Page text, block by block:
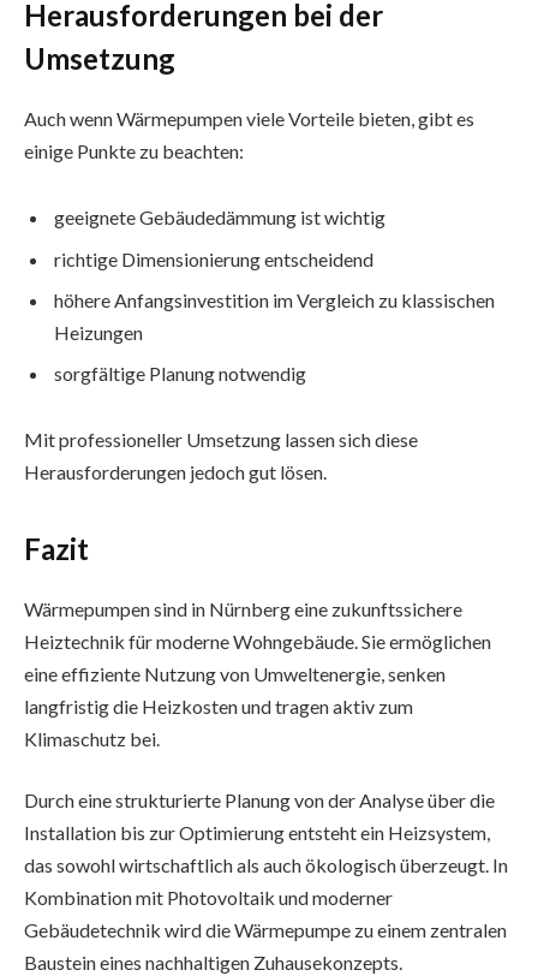
Herausforderungen bei der
Umsetzung
Auch wenn Wärmepumpen viele Vorteile bieten, gibt es
einige Punkte zu beachten:
geeignete Gebäudedämmung ist wichtig
richtige Dimensionierung entscheidend
höhere Anfangsinvestition im Vergleich zu klassischen
Heizungen
sorgfältige Planung notwendig
Mit professioneller Umsetzung lassen sich diese
Herausforderungen jedoch gut lösen.
Fazit
Wärmepumpen sind in Nürnberg eine zukunftssichere
Heiztechnik für moderne Wohngebäude. Sie ermöglichen
eine effiziente Nutzung von Umweltenergie, senken
langfristig die Heizkosten und tragen aktiv zum
Klimaschutz bei.
Durch eine strukturierte Planung von der Analyse über die
Installation bis zur Optimierung entsteht ein Heizsystem,
das sowohl wirtschaftlich als auch ökologisch überzeugt. In
Kombination mit Photovoltaik und moderner
Gebäudetechnik wird die Wärmepumpe zu einem zentralen
Baustein eines nachhaltigen Zuhausekonzepts.